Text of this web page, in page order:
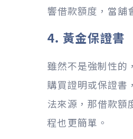
響借款額度，當舖
4. 黃金保證書
雖然不是強制性的
購買證明或保證書
法來源，那借款額
程也更簡單。